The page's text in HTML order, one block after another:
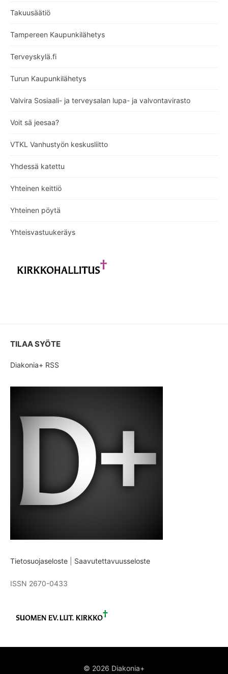
Takuusäätiö
Tampereen Kaupunkilähetys
Terveyskylä.fi
Turun Kaupunkilähetys
Valvira Sosiaali- ja terveysalan lupa- ja valvontavirasto
Voit sä jeesaa?
VTKL Vanhustyön keskusliitto
Yhdessä katettu
Yhteinen keittiö
Yhteinen pöytä
Yhteisvastuukeräys
TILAA SYÖTE
Diakonia+ RSS
Tietosuojaseloste Saavutettavuusseloste
ISSN 2670-0433
© 2026 Diakonia+